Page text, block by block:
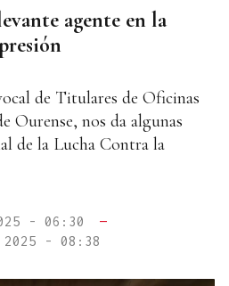
agente en la
de Titulares de Oficinas
Ourense, nos da algunas
de la Lucha Contra la
- 06:30
—
2025 - 08:38